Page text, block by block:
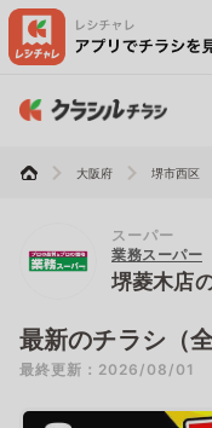
大阪府 堺市西区
スーパー
業務スーパー
堺菱木店
最新のチラシ（全
最終更新：2026/08/01